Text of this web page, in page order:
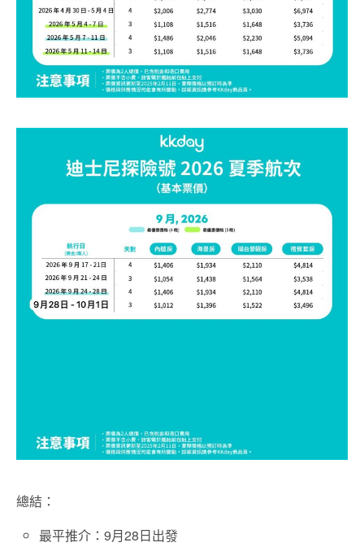
總結：
最平推介：9月28日出發